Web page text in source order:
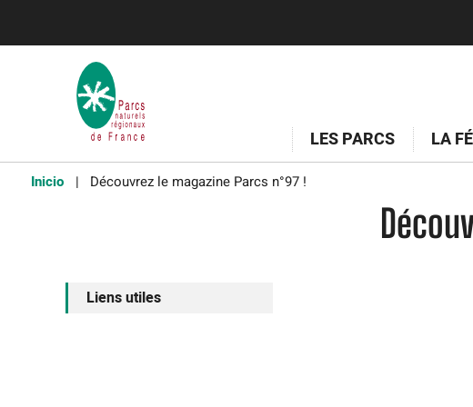
LES PARCS LA
Inicio Découvrez le magazine Parcs n°97 !
Liens utiles